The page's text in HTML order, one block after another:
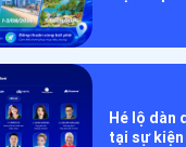
Hé lộ dàn
tại sự